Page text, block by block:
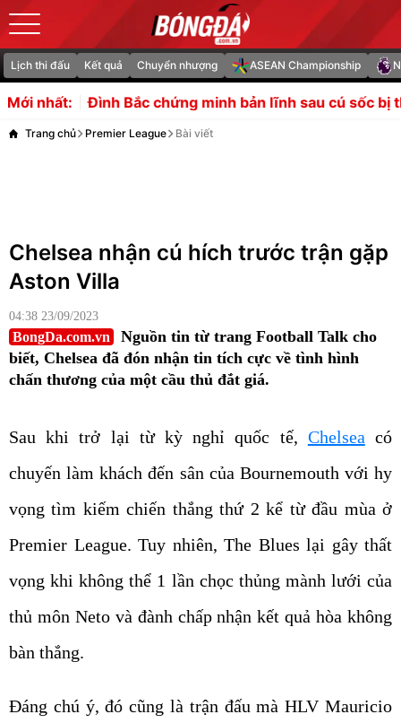
Lịch thi đấu Kết quả Chuyển nhượng ASEAN Championship
Mới nhất:
chứng minh bản lĩnh sau cú sốc bị thay sớm
Trang chủ Premier League Bài viết
Aston Villa
04:38 23/09/2023
biết, Chelsea đã đón nhận tin tích cực về tình hình
chấn thương của một cầu thủ đắt giá.
chuyến làm khách đến sân của Bournemouth với hy
vọng tìm kiếm chiến thắng thứ 2 kể từ đầu mùa ở
Premier League. Tuy nhiên, The Blues lại gây thất
vọng khi không thể 1 lần chọc thủng mành lưới của
thủ môn Neto và đành chấp nhận kết quả hòa không
bàn thắng.
Pochettino không có được sự phục vụ của tân binh